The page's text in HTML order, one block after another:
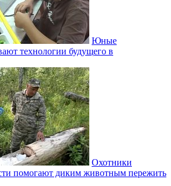
Юные
технологии будущего в
Охотники
помогают диким животным пережить